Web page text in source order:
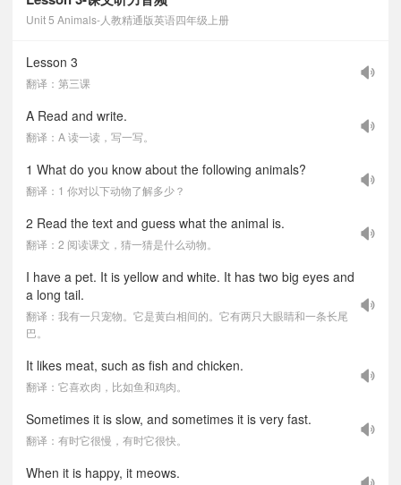
Unit 5 Animals-人教精通版英语四年级上册
Lesson 3
翻译：第三课
A Read and write.
翻译：A 读一读，写一写。
1 What do you know about the following animals?
翻译：1 你对以下动物了解多少？
2 Read the text and guess what the animal is.
翻译：2 阅读课文，猜一猜是什么动物。
I have a pet. It is yellow and white. It has two big eyes and
a long tail.
翻译：我有一只宠物。它是黄白相间的。它有两只大眼睛和一条长尾
巴。
It likes meat, such as fish and chicken.
翻译：它喜欢肉，比如鱼和鸡肉。
Sometimes it is slow, and sometimes it is very fast.
翻译：有时它很慢，有时它很快。
When it is happy, it meows.